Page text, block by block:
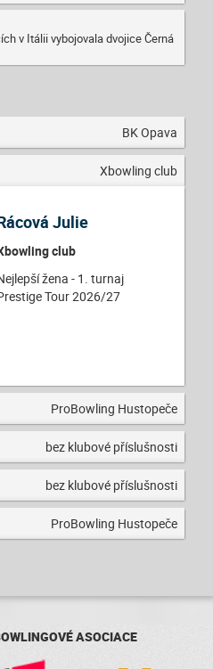
v Itálii vybojovala dvojice Černá
BK Opava
Xbowling club
Julie
club
žena - 1. turnaj
Tour 2026/27
ProBowling Hustopeče
bez klubové příslušnosti
bez klubové příslušnosti
ProBowling Hustopeče
ASOCIACE